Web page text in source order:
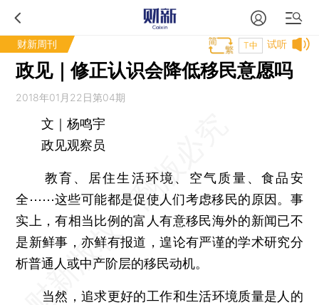
财新周刊 试听
T中
政见｜修正认识会降低移民意愿吗
2018年01月22日第04期
文｜杨鸣宇
政见观察员
教育、居住生活环境、空气质量、食品安
全⋯⋯这些可能都是促使人们考虑移民的原因。事
实上，有相当比例的富人有意移民海外的新闻已不
是新鲜事，亦鲜有报道，遑论有严谨的学术研究分
析普通人或中产阶层的移民动机。
当然，追求更好的工作和生活环境质量是人的